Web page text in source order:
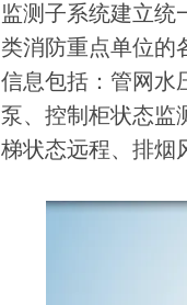
监测子系统建立统
类消防重点单位的
信息包括：管网水
泵、控制柜状态监
梯状态远程、排烟